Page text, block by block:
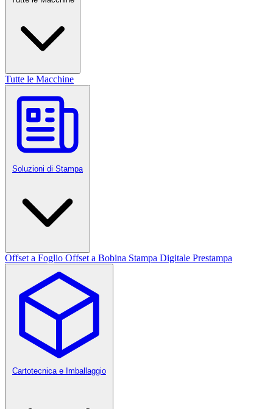
Tutte le Macchine
Soluzioni di Stampa
Offset a Foglio Offset a Bobina Stampa Digitale Prestampa
Cartotecnica e Imballaggio